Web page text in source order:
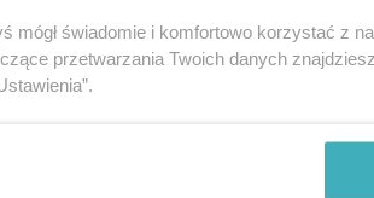
mógł świadomie i komfortowo korzystać z
przetwarzania Twoich danych